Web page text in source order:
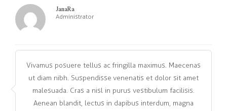
JanaRa
Administrator
Vivamus posuere tellus ac fringilla maximus. Maecenas
ut diam nibh. Suspendisse venenatis et dolor sit amet
malesuada. Cras a nisl in purus vestibulum facilisis.
Aenean blandit, lectus in dapibus interdum, magna